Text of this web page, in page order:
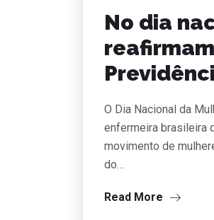
No dia
O Dia Nacional da
enfermeira brasileira
movimento de
do…
Read More